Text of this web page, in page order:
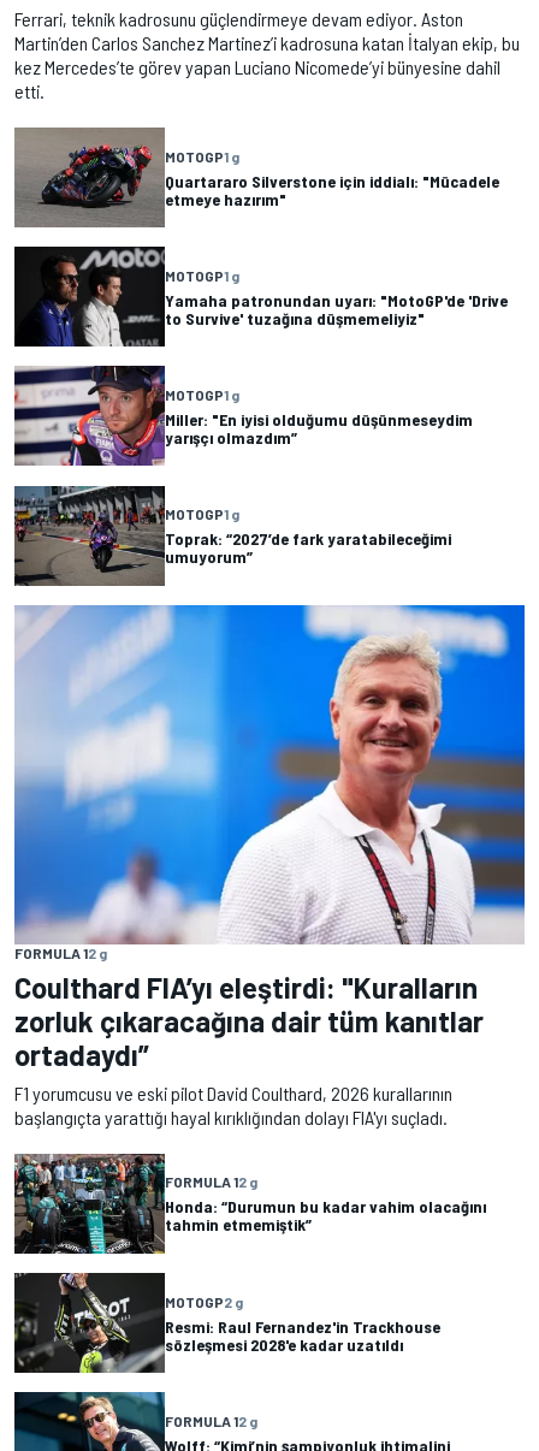
Ferrari, teknik kadrosunu güçlendirmeye devam ediyor. Aston
Martin’den Carlos Sanchez Martinez’i kadrosuna katan İtalyan ekip, bu
kez Mercedes’te görev yapan Luciano Nicomede’yi bünyesine dahil
etti.
MOTOGP1 g
Quartararo Silverstone için iddialı: "Mücadele
etmeye hazırım"
MOTOGP1 g
Yamaha patronundan uyarı: "MotoGP'de 'Drive
to Survive' tuzağına düşmemeliyiz"
MOTOGP1 g
Miller: "En iyisi olduğumu düşünmeseydim
yarışçı olmazdım”
MOTOGP1 g
Toprak: “2027’de fark yaratabileceğimi
umuyorum”
FORMULA 12 g
Coulthard FIA’yı eleştirdi: "Kuralların
zorluk çıkaracağına dair tüm kanıtlar
ortadaydı”
F1 yorumcusu ve eski pilot David Coulthard, 2026 kurallarının
başlangıçta yarattığı hayal kırıklığından dolayı FIA'yı suçladı.
FORMULA 12 g
Honda: “Durumun bu kadar vahim olacağını
tahmin etmemiştik”
MOTOGP2 g
Resmi: Raul Fernandez'in Trackhouse
sözleşmesi 2028'e kadar uzatıldı
FORMULA 12 g
Wolff: “Kimi’nin şampiyonluk ihtimalini